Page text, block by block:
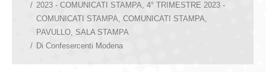
2023 - COMUNICATI STAMPA, 4° TRIMESTRE 2023 -
COMUNICATI STAMPA, COMUNICATI STAMPA,
PAVULLO, SALA STAMPA
Di Confesercenti Modena